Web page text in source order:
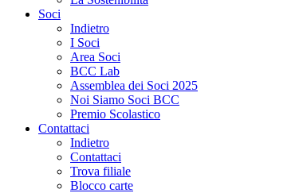
Soci
Indietro
I Soci
Area Soci
BCC Lab
Assemblea dei Soci 2025
Noi Siamo Soci BCC
Premio Scolastico
Contattaci
Indietro
Contattaci
Trova filiale
Blocco carte